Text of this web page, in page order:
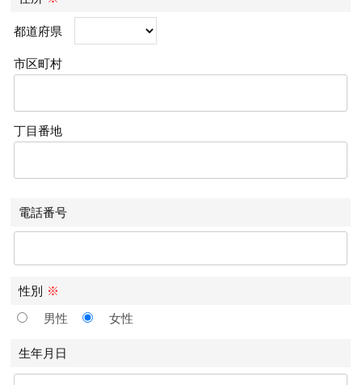
都道府県
市区町村
丁目番地
電話番号
性別 ※
男性
女性
生年月日